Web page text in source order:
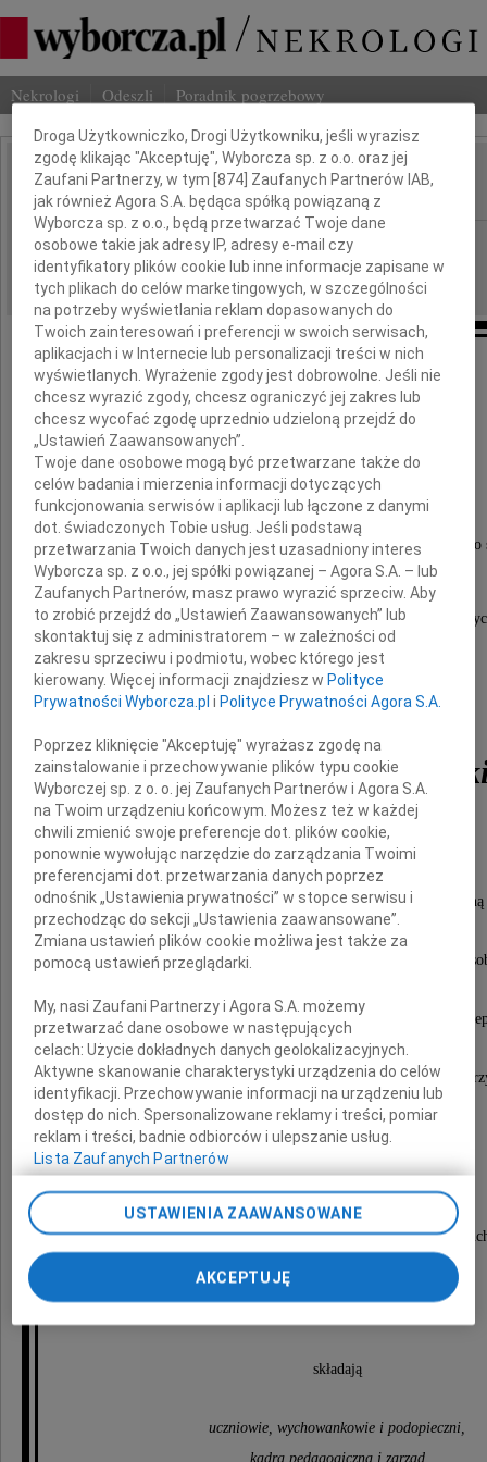
Nekrologi Odeszli Poradnik pogrzebowy
IMIĘ I NAZWISKO: Mirosława Jeszka
REGION: cała Polska
DATA EMISJI: 08.07.2026
"Nie umiera ten, kto trwa w pamięci żywych"
Z wielkim żalem i smutkiem przyjęliśmy wiadomość o
Wspaniałej Pani Dyrektor, Wychowawczyni i Pedagoga,
Ś.P.
Pani Mirosławy
Nasz ból jest tym większy, że była osobą bez reszty oddaną
u której rozwijała ich talenty i pasje. Dzięki Jej zaangażowaniu i
uczniowie naszych szkół osiągali liczne sukcesy i stawali się
Była naszym niezawodnym współpracownikiem, ale też
Rodzinie i Bliskim Zmarłej
wyrazy najgłębszego współczucia oraz słowa
składają
uczniowie, wychowankowie i podopieczni,
kadra pedagogiczna i zarząd
Dbamy o Twoją prywatność
Droga Użytkowniczko, Drogi Użytkowniku, jeśli wyrazisz
zgodę klikając "Akceptuję", Wyborcza sp. z o.o. oraz jej
Zaufani Partnerzy, w tym [874 ] Zaufanych Partnerów IAB,
jak również Agora S.A. będąca spółką powiązaną z
Wyborcza sp. z o.o., będą przetwarzać Twoje dane
osobowe takie jak adresy IP, adresy e-mail czy
identyfikatory plików cookie lub inne informacje zapisane w
tych plikach do celów marketingowych, w szczególności
na potrzeby wyświetlania reklam dopasowanych do
Twoich zainteresowań i preferencji w swoich serwisach,
aplikacjach i w Internecie lub personalizacji treści w nich
wyświetlanych. Wyrażenie zgody jest dobrowolne. Jeśli nie
chcesz wyrazić zgody, chcesz ograniczyć jej zakres lub
chcesz wycofać zgodę uprzednio udzieloną przejdź do
„Ustawień Zaawansowanych”.
Twoje dane osobowe mogą być przetwarzane także do
celów badania i mierzenia informacji dotyczących
funkcjonowania serwisów i aplikacji lub łączone z danymi
dot. świadczonych Tobie usług. Jeśli podstawą
przetwarzania Twoich danych jest uzasadniony interes
Wyborcza sp. z o.o., jej spółki powiązanej – Agora S.A. – lub
Zaufanych Partnerów, masz prawo wyrazić sprzeciw. Aby
to zrobić przejdź do „Ustawień Zaawansowanych” lub
skontaktuj się z administratorem – w zależności od
zakresu sprzeciwu i podmiotu, wobec którego jest
kierowany. Więcej informacji znajdziesz w Polityce
Prywatności Wyborcza.pl i Polityce Prywatności Agora S.A.
Poprzez kliknięcie "Akceptuję" wyrażasz zgodę na
zainstalowanie i przechowywanie plików typu cookie
Wyborczej sp. z o. o. jej Zaufanych Partnerów i Agora S.A.
na Twoim urządzeniu końcowym. Możesz też w każdej
chwili zmienić swoje preferencje dot. plików cookie,
ponownie wywołując narzędzie do zarządzania Twoimi
preferencjami dot. przetwarzania danych poprzez
odnośnik „Ustawienia prywatności” w stopce serwisu i
przechodząc do sekcji „Ustawienia zaawansowane”.
Zmiana ustawień plików cookie możliwa jest także za
pomocą ustawień przeglądarki.
My, nasi Zaufani Partnerzy i Agora S.A. możemy
przetwarzać dane osobowe w następujących
celach:Użycie dokładnych danych geolokalizacyjnych.
Aktywne skanowanie charakterystyki urządzenia do celów
identyfikacji. Przechowywanie informacji na urządzeniu lub
dostęp do nich. Spersonalizowane reklamy i treści, pomiar
reklam i treści, badnie odbiorców i ulepszanie usług.
Lista Zaufanych Partnerów
USTAWIENIA ZAAWANSOWANE
AKCEPTUJĘ